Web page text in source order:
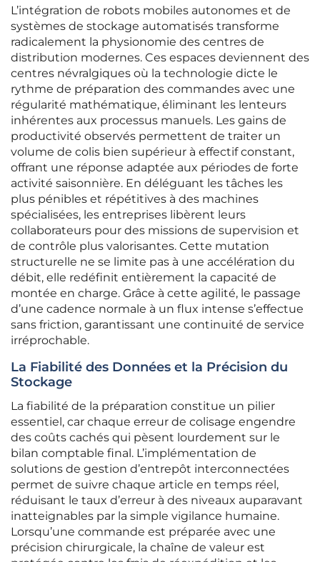
L’intégration de robots mobiles autonomes et de
systèmes de stockage automatisés transforme
radicalement la physionomie des centres de
distribution modernes. Ces espaces deviennent des
centres névralgiques où la technologie dicte le
rythme de préparation des commandes avec une
régularité mathématique, éliminant les lenteurs
inhérentes aux processus manuels. Les gains de
productivité observés permettent de traiter un
volume de colis bien supérieur à effectif constant,
offrant une réponse adaptée aux périodes de forte
activité saisonnière. En déléguant les tâches les
plus pénibles et répétitives à des machines
spécialisées, les entreprises libèrent leurs
collaborateurs pour des missions de supervision et
de contrôle plus valorisantes. Cette mutation
structurelle ne se limite pas à une accélération du
débit, elle redéfinit entièrement la capacité de
montée en charge. Grâce à cette agilité, le passage
d’une cadence normale à un flux intense s’effectue
sans friction, garantissant une continuité de service
irréprochable.
La Fiabilité des Données et la Précision du
Stockage
La fiabilité de la préparation constitue un pilier
essentiel, car chaque erreur de colisage engendre
des coûts cachés qui pèsent lourdement sur le
bilan comptable final. L’implémentation de
solutions de gestion d’entrepôt interconnectées
permet de suivre chaque article en temps réel,
réduisant le taux d’erreur à des niveaux auparavant
inatteignables par la simple vigilance humaine.
Lorsqu’une commande est préparée avec une
précision chirurgicale, la chaîne de valeur est